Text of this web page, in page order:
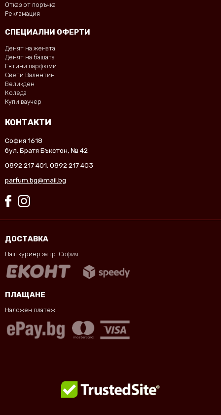
Отказ от поръчка
Рекламация
СПЕЦИАЛНИ ОФЕРТИ
Денят на жената
Денят на бащата
Евтини парфюми
Свети Валентин
Великден
Коледа
Купи ваучер
КОНТАКТИ
София 1618
бул. Братя Бъкстон, № 42
0892 217 401,0892 217 403
parfum.bg@mail.bg
ДОСТАВКА
Наш куриер за гр. София
ПЛАЩАНЕ
Наложен платеж